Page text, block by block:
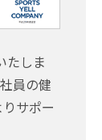
たしま
員の健
サポー